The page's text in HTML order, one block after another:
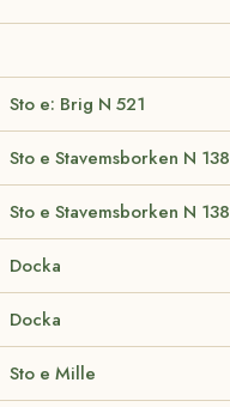
Sto e: Brig N 521
Sto e Stavemsborken N 138
Sto e Stavemsborken N 138
Docka
Docka
Sto e Mille